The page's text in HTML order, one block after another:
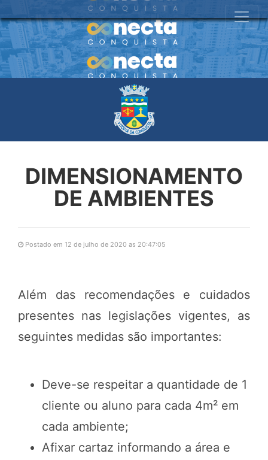
DIMENSIONAMENTO
DE AMBIENTES
Postado em 12 de julho de 2020 as 20:47:05
Além das recomendações e cuidados
presentes nas legislações vigentes, as
seguintes medidas são importantes:
Deve-se respeitar a quantidade de 1
cliente ou aluno para cada 4m² em
cada ambiente;
Afixar cartaz informando a área e